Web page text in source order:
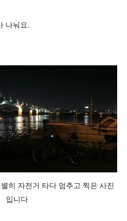
나눠요.
히 자전거 타다 멈추고 찍은 사진
입니다